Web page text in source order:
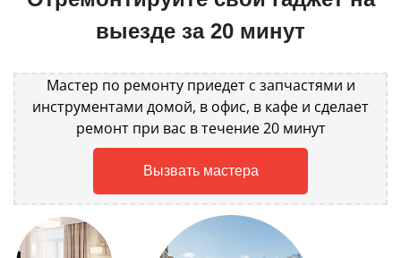
выезде за 20 минут
Мастер по ремонту приедет с запчастями и
инструментами домой, в офис, в кафе и сделает
ремонт при вас в течение 20 минут
Вызвать мастера